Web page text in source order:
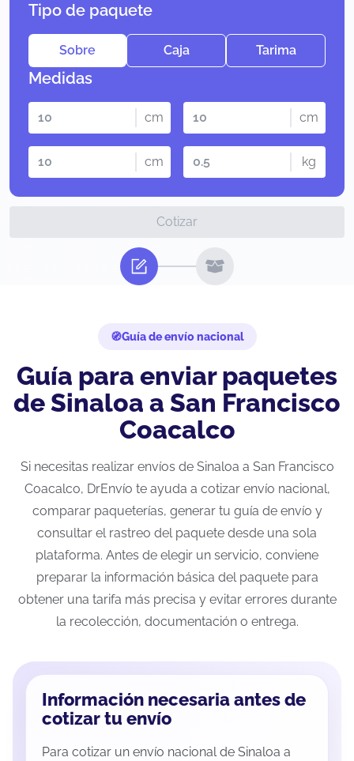
Tipo de paquete
Sobre Caja Tarima
Medidas
cm cm
cm kg
Cotizar
Guía de envío nacional
Guía para enviar paquetes
de Sinaloa a San Francisco
Coacalco
Si necesitas realizar envíos de Sinaloa a San Francisco
Coacalco, DrEnvío te ayuda a cotizar envío nacional,
comparar paqueterías, generar tu guía de envío y
consultar el rastreo del paquete desde una sola
plataforma. Antes de elegir un servicio, conviene
preparar la información básica del paquete para
obtener una tarifa más precisa y evitar errores durante
la recolección, documentación o entrega.
Información necesaria antes de
cotizar tu envío
Para cotizar un envío nacional de Sinaloa a